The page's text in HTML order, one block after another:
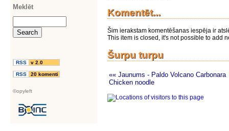
Komentēt...
Šim ierakstam komentēšanas iespēja ir
This item is closed, it's not possible to add
Šurpu turpu
«« Jaunums - Paldo Volcano Carbonara
Chicken noodle
Meklēt
RSS v 2.0
RSS 20 komenti
©opyleft